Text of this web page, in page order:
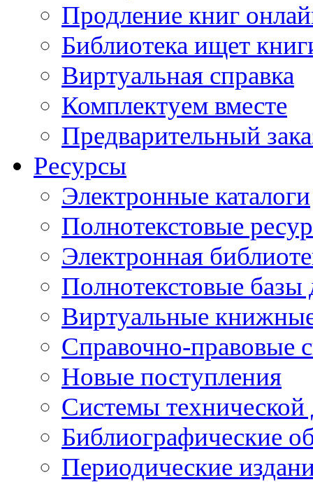
Продление книг
Библиотека ищет
Виртуальная справка
Комплектуем вместе
Предварительный
Ресурсы
Электронные каталоги
Полнотекстовые
Электронная
Полнотекстовые
Виртуальные
Справочно-правовые
Новые поступления
Cистемы
Библиографические
Периодические